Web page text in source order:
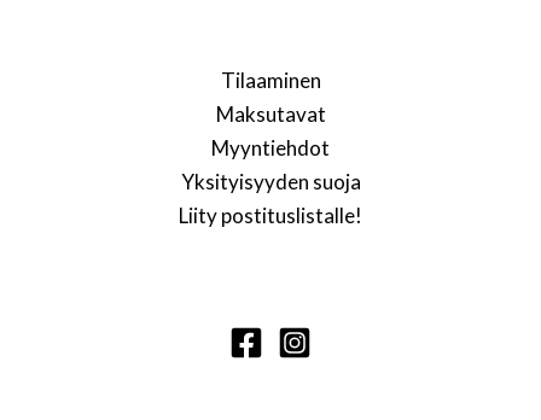
Tilaaminen
Maksutavat
Myyntiehdot
Yksityisyyden suoja
Liity postituslistalle!